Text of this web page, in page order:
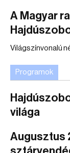
A Magyar
Világszínvonalú
Programok
világa
Augusztus